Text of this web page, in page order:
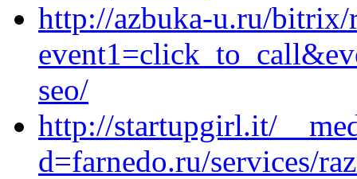
http://azbuka-u.ru/bitrix/
seo/
http://startupgirl.it/
d=farnedo.ru/services/